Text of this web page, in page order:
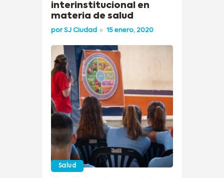
interinstitucional en
materia de salud
porSJ Ciudad 15 enero, 2020
Salud